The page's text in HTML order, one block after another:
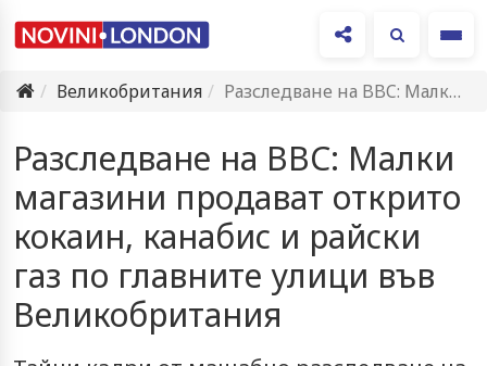
Великобритания
Разследване на BBC: Малки магазини продават открито кокаин, канабис и…
Разследване на BBC: Малки
магазини продават открито
кокаин, канабис и райски
газ по главните улици във
Великобритания